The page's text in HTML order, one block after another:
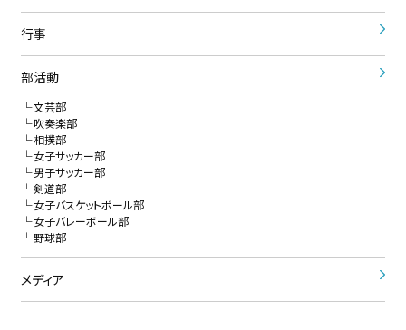
行事
部活動
文芸部
吹奏楽部
相撲部
女子サッカー部
男子サッカー部
剣道部
女子バスケットボール部
女子バレーボール部
野球部
メディア